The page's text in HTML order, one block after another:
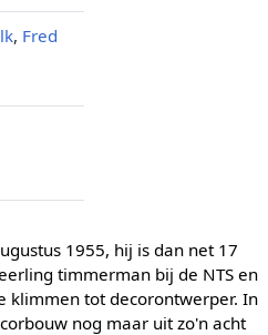
, Fred
1955, hij is dan net 17
timmerman bij de NTS en
klimmen tot decorontwerper. In
nog maar uit zo'n acht